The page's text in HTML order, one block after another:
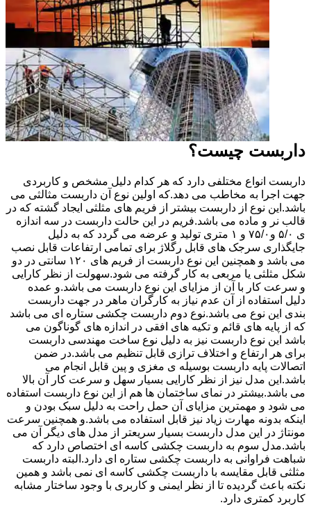
داربست چیست؟
داربست انواع مختلفی دارد که هر کدام دلیل مشخص و کاربردی
جهت اجرا به مخاطب می دهد.که اولین نوع آن داربست مثالثی می
باشد.این نوع از داربست بیشتر از فریم های مثلثی ایجاد گشته که در
قالب نر و ماده می باشد.فریم در این حالت داربست در سه اندازه
ی ۵/۰ و۷۵/۰ و ۱ متری تولید و عرضه می گردد که به دلیل
جایگذاری سرجک های قابل رگلاژ برای تمامی ارتفاعات قابل نصب
می باشد و همچنین این نوع داربست از فریم های ۱۲۰ سانتی در دو
شکل مثلثی یا مربعی به کار گرفته می شود.سهولت از نظر کارایی
و سرعت کار با آن از مزایای این نوع داربست می باشد.و عمده
دلیل استفاده از آن عدم نیاز به کارگران ماهر در جهت داربست
بندی این نوع می باشد.نوع دوم داربست چکشی ستاره ای می باشد
که از پایه های قائم و تکیه های افقی در اندازه های گوناگون می
باشد این نوع داربست نیز به دلیل نوع ساخت مهندسی داربست
برای هر ارتفاع و اختلاف ترازی قابل تنظیم می باشد.در ضمن
اتصالات پایه داربست بوسیله ی مغزی و پین قابل انجام می
باشد.این مدل نیز از نظر کارایی بسیار سهل و سرعت کار آن بالا
می باشد.بیشتر در نمای ساختمان ها هم از این نوع داربست استفاده
می شود و مهمترین مزایای آن حمل راحت به دلیل سبک بودن و
اینکه بدونه مهارت زیاد نیز قابل استفاده می باشد.و همچنین سرعت
مونتاژ در این مدل داربست بسیار سریعتر از مدل های دیگر آن می
باشد.مدل سوم به داربست چکشی کاسه ای اختصاص دارد که
شباهت فراوانی به داربست چکشی ستاره ای دارد.البته داربست
مثلثی قابل مقایسه با داربست چکشی کاسه ای نمی باشد و همین
نکته باعث گردیده تا از نظر ایمنی و کاربری با وجود ساختار مشابه
کاربرد کمتری دارد.